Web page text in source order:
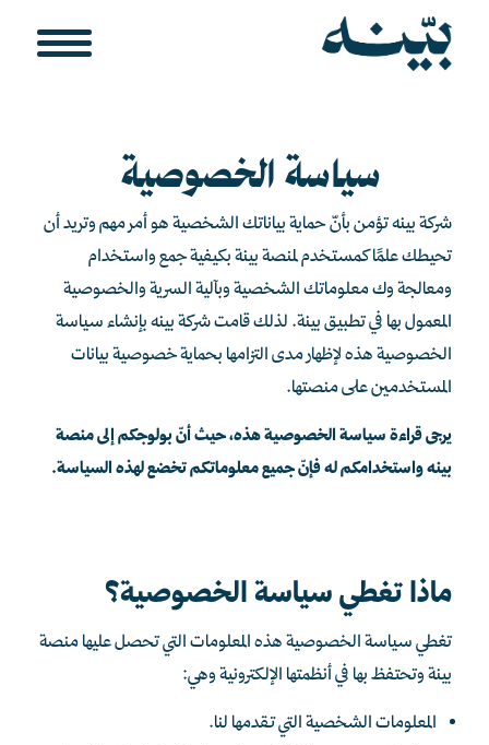
سياسة الخصوصية
شركة بينهتؤمن بأنّ حماية بياناتك الشخصية هو أمر مهم وتريد أن
تحيطك علمًا كمستخدم لمنصة بينة بكيفية جمع واستخدام
ومعالجة وك معلوماتك الشخصية وبآلية السرية والخصوصية
المعمول بها في تطبيق بينة. لذلك قامتشركة بينهبإنشاء سياسة
الخصوصية هذه لإظهار مدى التزامها بحماية خصوصية بيانات
المستخدمين على منصتها.
يرجى قراءة سياسة الخصوصية هذه، حيث أنّ بولوجكم إلى منصة
بينه واستخدامكم له فإنّ جميع معلوماتكم تخضع لهذه السياسة.
ماذا تغطي سياسة الخصوصية؟
تغطي سياسة الخصوصية هذه المعلومات التي تحصل عليها منصة
بينة وتحتفظ بها في أنظمتها الإلكترونية وهي:
المعلومات الشخصية التي تقدمها لنا.